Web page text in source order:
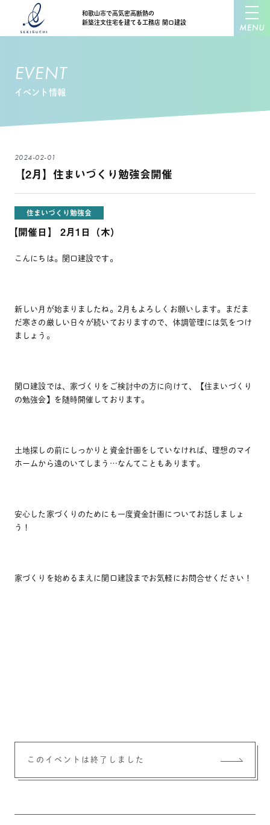
和歌山市で高気密高断熱の
新築注文住宅を建てる工務店 関口建設
EVENT
イベント情報
2024-02-01
【2月】住まいづくり勉強会開催
住まいづくり勉強会
【開催日】 2月1日（木）
こんにちは。関口建設です。
新しい月が始まりましたね。2月もよろしくお願いします。まだま
だ寒さの厳しい日々が続いておりますので、体調管理には気をつけ
ましょう。
関口建設では、家づくりをご検討中の方に向けて、【住まいづくり
の勉強会】を随時開催しております。
土地探しの前にしっかりと資金計画をしていなければ、理想のマイ
ホームから遠のいてしまう…なんてこともあります。
安心した家づくりのためにも一度資金計画についてお話しましょ
う！
家づくりを始めるまえに関口建設までお気軽にお問合せください！
このイベントは終了しました